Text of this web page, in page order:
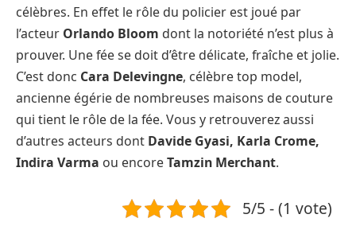
célèbres. En effet le rôle du policier est joué par
l’acteur Orlando Bloom dont la notoriété n’est plus à
prouver. Une fée se doit d’être délicate, fraîche et jolie.
C’est donc Cara Delevingne, célèbre top model,
ancienne égérie de nombreuses maisons de couture
qui tient le rôle de la fée. Vous y retrouverez aussi
d’autres acteurs dont Davide Gyasi, Karla Crome,
Indira Varma ou encoreTamzin Merchant.
5/5 - (1 vote)